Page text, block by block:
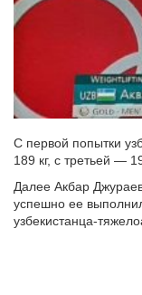
С первой попытки
189 кг, с третьей —
Далее Акбар
успешно ее
узбекистанца-